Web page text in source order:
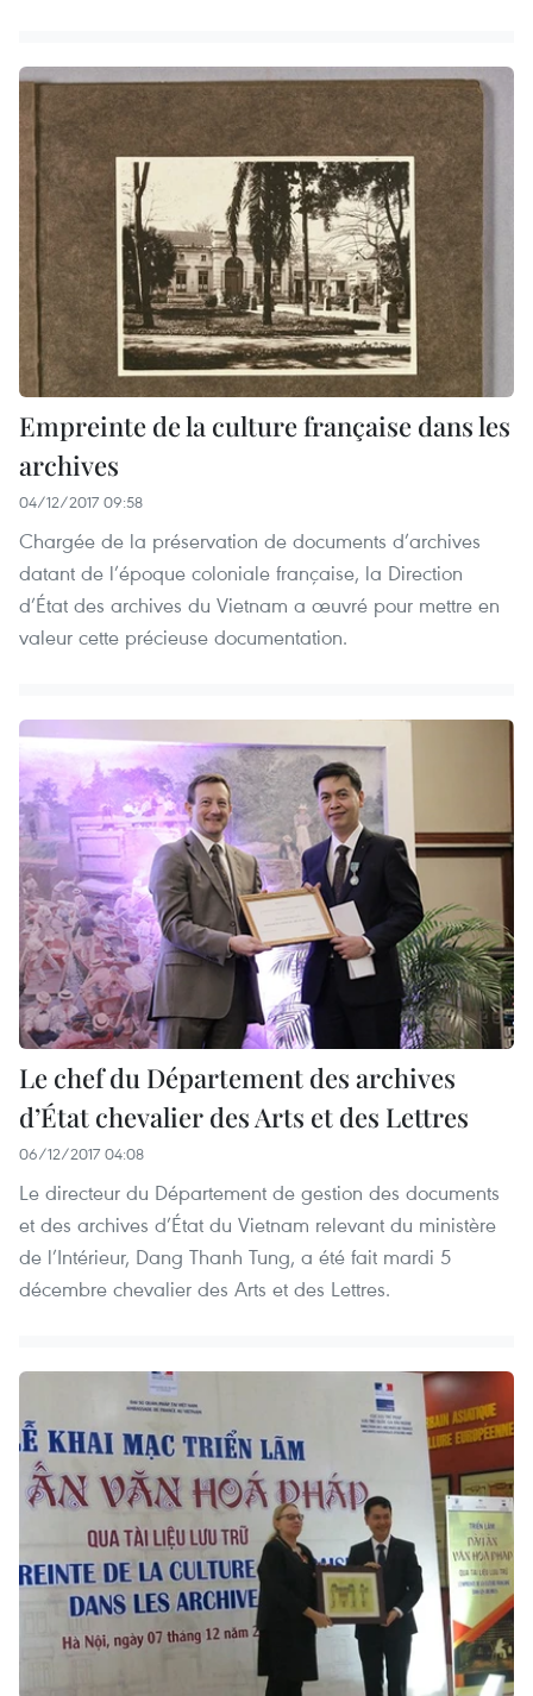
Empreinte de la culture française dans les
archives
04/12/2017 09:58
Chargée de la préservation de documents d’archives
datant de l’époque coloniale française, la Direction
d’État des archives du Vietnam a œuvré pour mettre en
valeur cette précieuse documentation.
Le chef du Département des archives
d’État chevalier des Arts et des Lettres
06/12/2017 04:08
Le directeur du Département de gestion des documents
et des archives d’État du Vietnam relevant du ministère
de l’Intérieur, Dang Thanh Tung, a été fait mardi 5
décembre chevalier des Arts et des Lettres.